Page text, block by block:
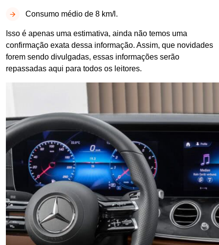
Consumo médio de 8 km/l.
Isso é apenas uma estimativa, ainda não temos uma
confirmação exata dessa informação. Assim, que novidades
forem sendo divulgadas, essas informações serão
repassadas aqui para todos os leitores.